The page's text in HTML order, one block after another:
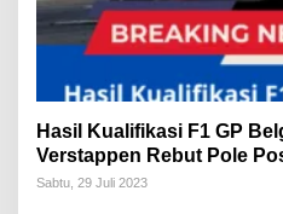
Hasil Kualifikasi F1 GP
Verstappen Rebut Pole
Sabtu, 29 Juli 2023